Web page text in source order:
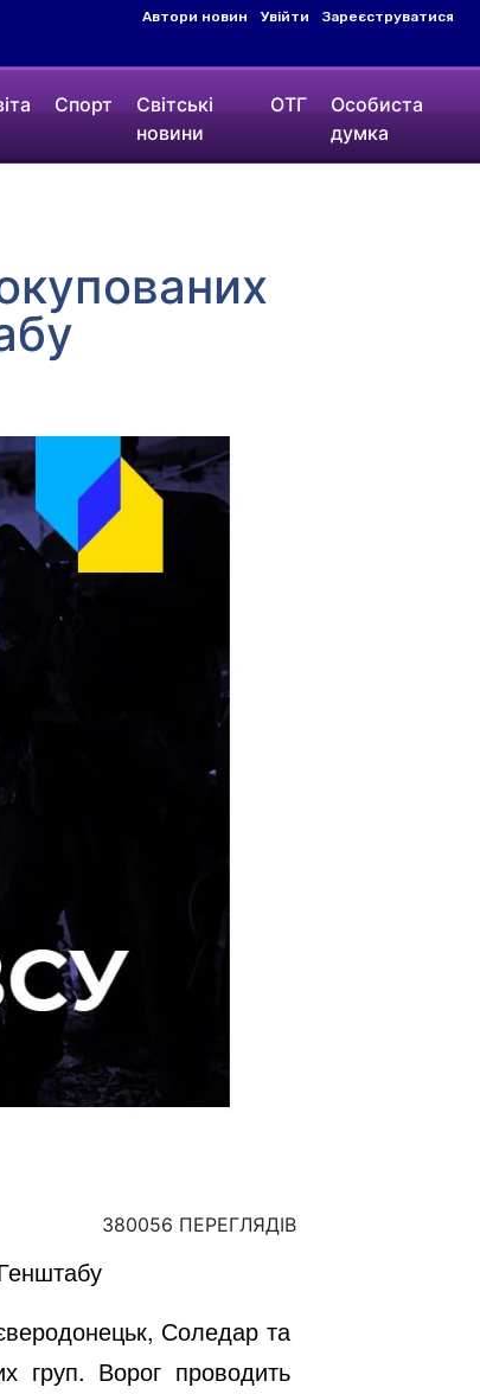
Автори новин Увійти Зареєструватися
Спорт
Світські
новини
ОТГ
Особиста
думка
380056 ПЕРЕГЛЯДІВ
Соледар та
груп. Ворог проводить